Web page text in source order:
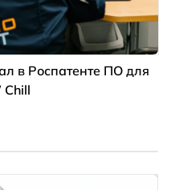
в Роспатенте ПО для